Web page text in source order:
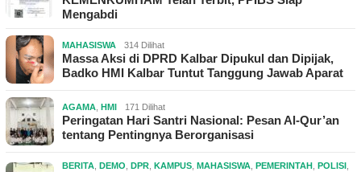
Mengabdi
MAHASISWA 314 Dilihat
Massa Aksi di DPRD Kalbar Dipukul dan Dipijak,
Badko HMI Kalbar Tuntut Tanggung Jawab Aparat
AGAMA, HMI 171 Dilihat
Peringatan Hari Santri Nasional: Pesan Al-Qur’an
tentang Pentingnya Berorganisasi
BERITA, DEMO, DPR, KAMPUS, MAHASISWA, PEMERINTAH , POLISI ,